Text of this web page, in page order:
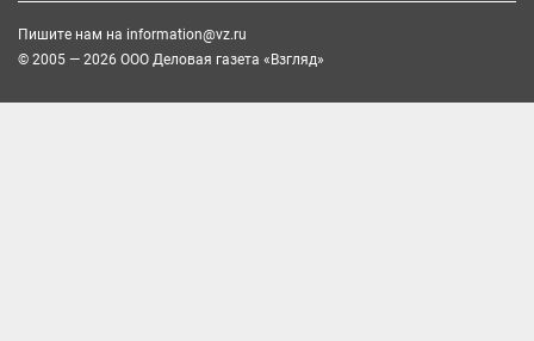
Пишите нам на information@vz.ru
© 2005 — 2026 ООО Деловая газета «Взгляд»